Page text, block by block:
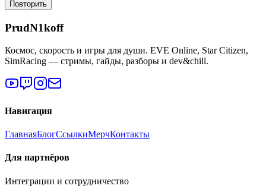
Повторить
PrudN1koff
Космос, скорость и игры для души. EVE Online, Star Citizen,
SimRacing — стримы, гайды, разборы и dev&chill.
Навигация
ГлавнаяБлогСсылкиМерчКонтакты
Для партнёров
Интеграции и сотрудничество